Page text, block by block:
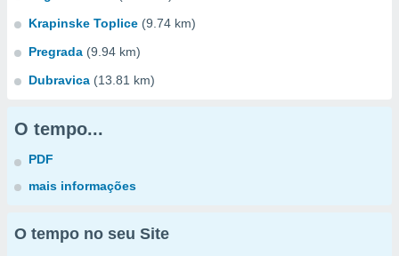
Krapinske Toplice (9.74 km)
Pregrada (9.94 km)
Dubravica (13.81 km)
O tempo...
PDF
mais informações
O tempo no seu Site